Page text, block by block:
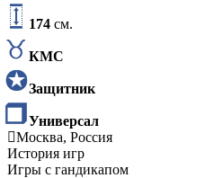
174 см.
КМС
Защитник
Универсал
Москва, Россия
История игр
Игры с гандикапом